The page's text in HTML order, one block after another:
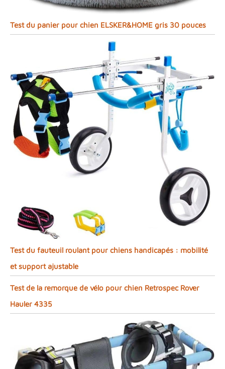
Test du panier pour chien ELSKER&HOME gris 30 pouces
Test du fauteuil roulant pour chiens handicapés : mobilité
et support ajustable
Test de la remorque de vélo pour chien Retrospec Rover
Hauler 4335